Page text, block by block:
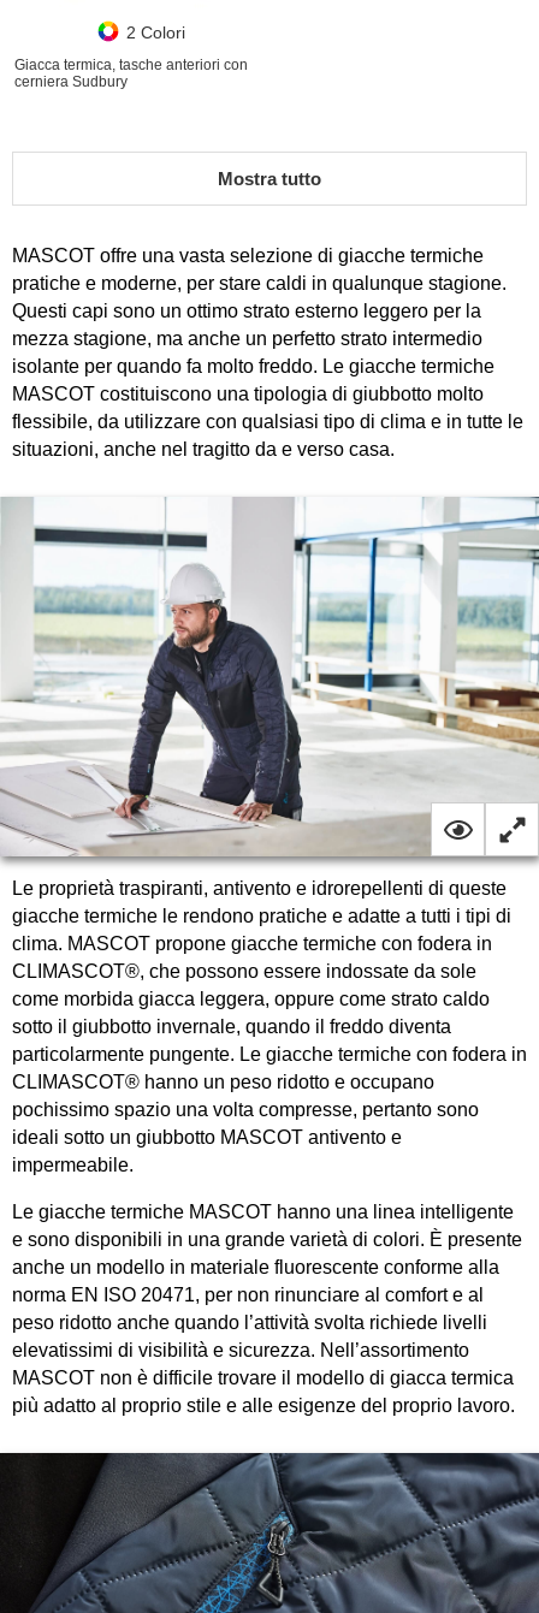
2 Colori
Giacca termica, tasche anteriori con
cerniera Sudbury
Mostra tutto
MASCOT offre una vasta selezione di giacche termiche
pratiche e moderne, per stare caldi in qualunque stagione.
Questi capi sono un ottimo strato esterno leggero per la
mezza stagione, ma anche un perfetto strato intermedio
isolante per quando fa molto freddo. Le giacche termiche
MASCOT costituiscono una tipologia di giubbotto molto
flessibile, da utilizzare con qualsiasi tipo di clima e in tutte le
situazioni, anche nel tragitto da e verso casa.
Le proprietà traspiranti, antivento e idrorepellenti di queste
giacche termiche le rendono pratiche e adatte a tutti i tipi di
clima. MASCOT propone giacche termiche con fodera in
CLIMASCOT®, che possono essere indossate da sole
come morbida giacca leggera, oppure come strato caldo
sotto il giubbotto invernale, quando il freddo diventa
particolarmente pungente. Le giacche termiche con fodera in
CLIMASCOT® hanno un peso ridotto e occupano
pochissimo spazio una volta compresse, pertanto sono
ideali sotto un giubbotto MASCOT antivento e
impermeabile.
Le giacche termiche MASCOT hanno una linea intelligente
e sono disponibili in una grande varietà di colori. È presente
anche un modello in materiale fluorescente conforme alla
norma EN ISO 20471, per non rinunciare al comfort e al
peso ridotto anche quando l’attività svolta richiede livelli
elevatissimi di visibilità e sicurezza. Nell’assortimento
MASCOT non è difficile trovare il modello di giacca termica
più adatto al proprio stile e alle esigenze del proprio lavoro.